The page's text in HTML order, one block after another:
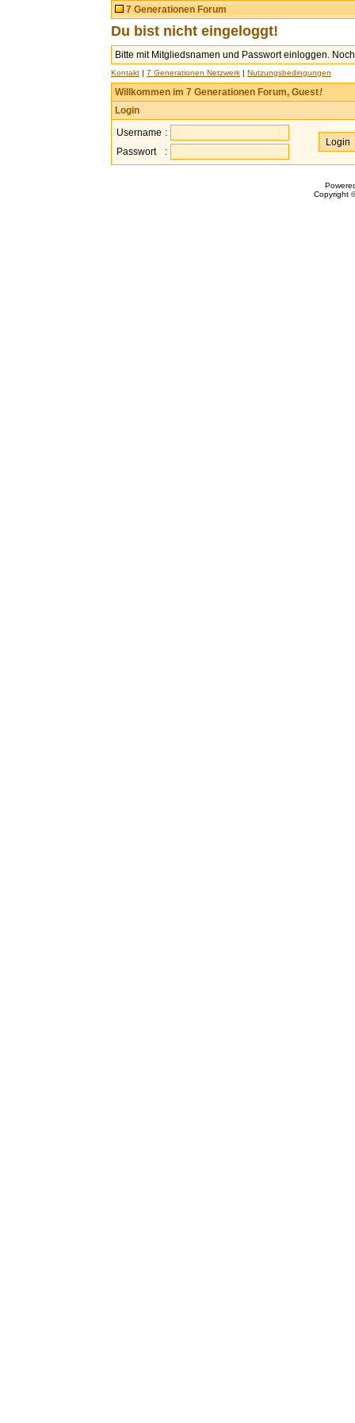
7 Generationen Forum
Du bist nicht eingeloggt!
Bitte mit Mitgliedsnamen und Passwort einloggen.
Kontakt | 7 Generationen Netzwerk | Nutzungsbedingungen
Willkommen im 7 Generationen Forum, Guest!
Login
Username :
Passwort
:
Copyright